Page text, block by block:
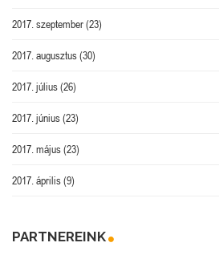
2017. szeptember(23)
2017. augusztus(30)
2017. július(26)
2017. június(23)
2017. május(23)
2017. április(9)
PARTNEREINK